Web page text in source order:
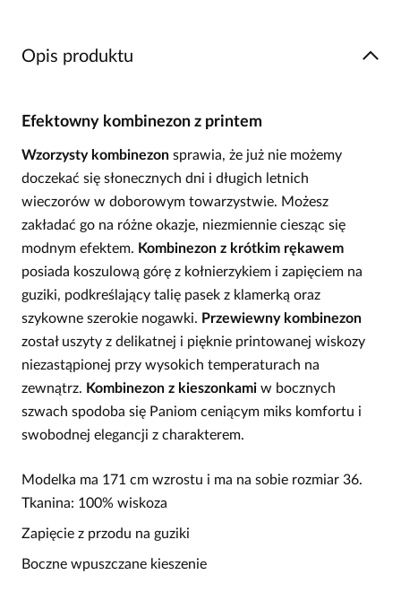
Opis produktu
Efektowny kombinezon z printem
Wzorzysty kombinezon sprawia, że już nie możemy
doczekać się słonecznych dni i długich letnich
wieczorów w doborowym towarzystwie. Możesz
zakładać go na różne okazje, niezmiennie ciesząc się
modnym efektem. Kombinezon z krótkim rękawem
posiada koszulową górę z kołnierzykiem i zapięciem na
guziki, podkreślający talię pasek z klamerką oraz
szykowne szerokie nogawki. Przewiewny kombinezon
został uszyty z delikatnej i pięknie printowanej wiskozy
niezastąpionej przy wysokich temperaturach na
zewnątrz. Kombinezon z kieszonkami w bocznych
szwach spodoba się Paniom ceniącym miks komfortu i
swobodnej elegancji z charakterem.
Modelka ma 171 cm wzrostu i ma na sobie rozmiar 36.
Tkanina: 100% wiskoza
Zapięcie z przodu na guziki
Boczne wpuszczane kieszenie